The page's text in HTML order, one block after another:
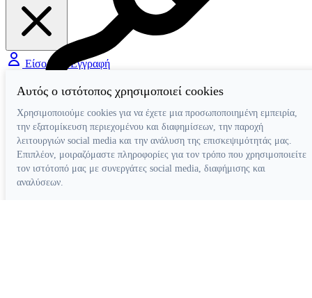
Διάφορα Βοηθήματα
Είσοδος / Εγγραφή
Αυτός ο ιστότοπος χρησιμοποιεί cookies
Χρησιμοποιούμε cookies για να έχετε μια προσωποποιημένη εμπειρία,
την εξατομίκευση περιεχομένου και διαφημίσεων, την παροχή
λειτουργιών social media και την ανάλυση της επισκεψιμότητάς μας.
Επιπλέον, μοιραζόμαστε πληροφορίες για τον τρόπο που χρησιμοποιείτε
τον ιστότοπό μας με συνεργάτες social media, διαφήμισης και
αναλύσεων.